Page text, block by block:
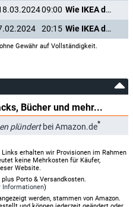
09:00
Wie IKEA den Planeten plündert
20:15 Wie IKEA den Planeten plündert
Gewähr auf Vollständigkeit.
Bücher und mehr...
plündertbei Amazon.de*
erhalten wir Provisionen im Rahmen
keine Mehrkosten für Käufer,
Website.
Porto & Versandkosten.
Informationen)
werden, stammen von Amazon.